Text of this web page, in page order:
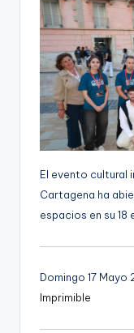
El evento cultural
Cartagena ha
espacios en su 18
Domingo 17
Imprimible